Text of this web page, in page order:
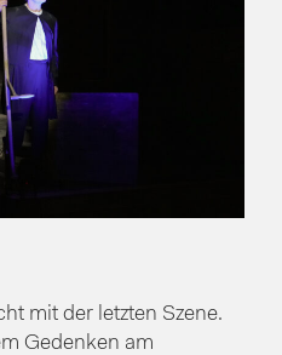
mit der letzten Szene.
Gedenken am